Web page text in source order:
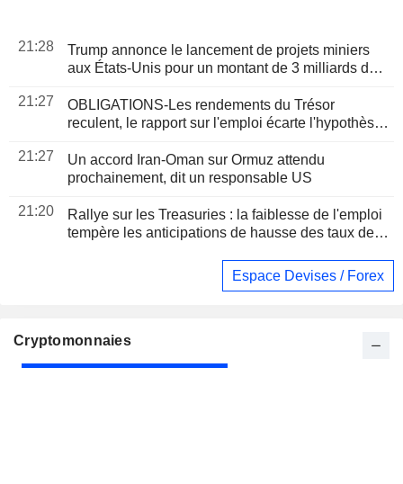
21:28
Trump annonce le lancement de projets miniers
aux États-Unis pour un montant de 3 milliards de
21:27
OBLIGATIONS-Les rendements du Trésor
reculent, le rapport sur l'emploi écarte l'hypothèse
21:27
Un accord Iran-Oman sur Ormuz attendu
prochainement, dit un responsable US
21:20
Rallye sur les Treasuries : la faiblesse de l'emploi
tempère les anticipations de hausse des taux de la
Espace Devises / Forex
Cryptomonnaies